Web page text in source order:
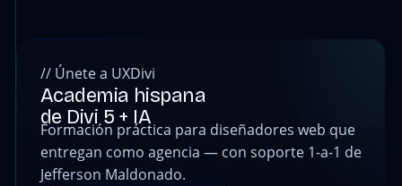
// Únete a UXDivi
Academia hispana
de Divi 5 + IA
Formación práctica para diseñadores web que
entregan como agencia — con soporte 1-a-1 de
Jefferson Maldonado.